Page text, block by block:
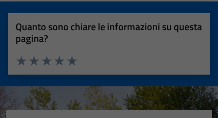
Quanto sono chiare le informazioni su questa
pagina?
Valuta 5 stelle su 5
Valuta 4 stelle su 5
Valuta 3 stelle su 5
Valuta 2 stelle su 5
Valuta 1 stelle su 5